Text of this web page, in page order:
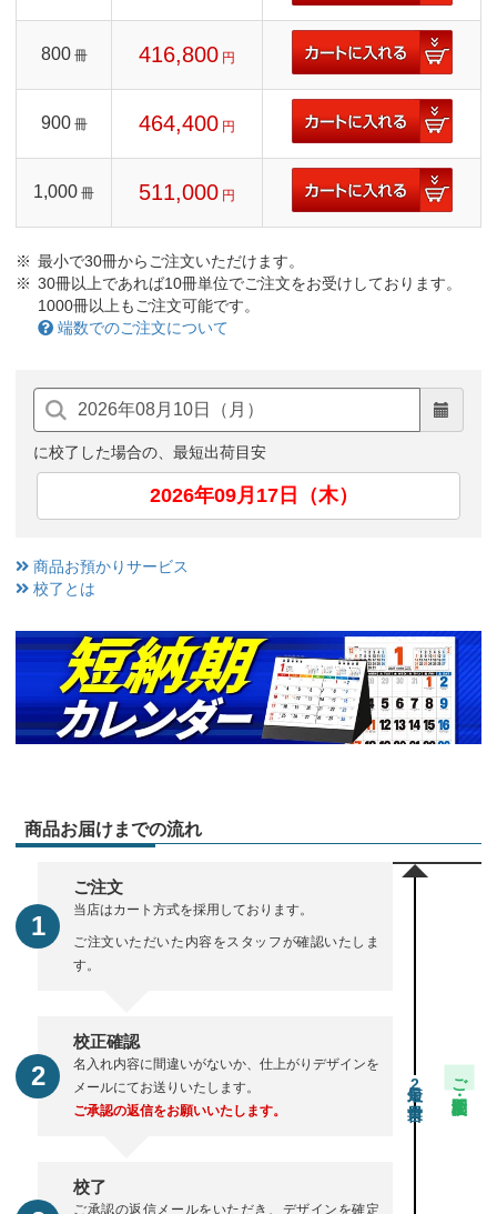
800 冊 416,800 円
900 冊 464,400 円
1,000 冊 511,000 円
最小で30冊からご注文いただけます。
30冊以上であれば10冊単位でご注文をお受けしております。
1000冊以上もご注文可能です。
端数でのご注文について
に校了した場合の、最短出荷目安
2026年09月17日（木）
商品お預かりサービス
校了とは
商品お届けまでの流れ
ご注文
当店はカート方式を採用しております。
ご注文いただいた内容をスタッフが確認いたしま
す。
校正確認
名入れ内容に間違いがないか、仕上がりデザインを
メールにてお送りいたします。
ご承認の返信をお願いいたします。
校了
ご承認の返信メールをいただき、デザインを確定
2 ご注文・校正期間